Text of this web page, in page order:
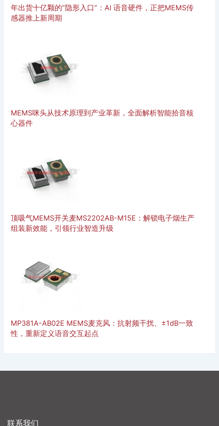
年出货十亿颗的”隐形入口”：AI 语音硬件，正把MEMS传
感器推上新周期
MEMS咪头从技术原理到产业革新，全面解析智能拾音核
心器件
顶吸气MEMS开关麦MS2202AB-M15E：解锁电子烟生产
组装新效能，引领行业智造升级
MP381A-AB02E MEMS麦克风：抗射频干扰、±1dB一致
性，重新定义语音交互起点
联系我们